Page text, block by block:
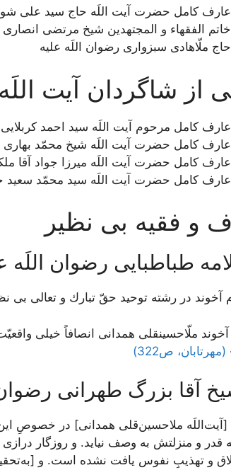
عارف کامل حضرت آیت اللَه حاج سید علی
خاتم الفقهاء و المجتهدین شیخ مرتضی انصاری
حاج ملّاهادی سبزواری رضوان اللَه علیه
از شاگردان آیت
عارف کامل مرحوم آیت اللَه سيد احمد
عارف کامل حضرت آیت اللَه شيخ محمّد
عارف کامل حضرت آیت اللَه میرزا جواد آقا
عارف کامل حضرت آیت اللَه سيد محمّد
و فقیه بی نظیر
آخوند در رشته توحيد حقّ تبارك و تعالى بى
ملّاحسينقلى همدانى انصافاً خيلى
(مهرتابان، ص322)
[آیت‌اللَه ملاحسین‌قلی همدانی] در خصوصِ این
قدر و منزلتش به وصف نیاید. و روزگار
و تهذیبِ نفوس یافت نشده است. و